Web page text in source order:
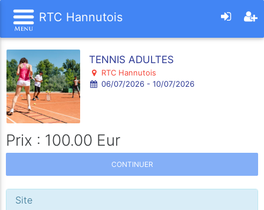
RTC Hannutois
TENNIS ADULTES
RTC Hannutois
06/07/2026 - 10/07/2026
Prix : 100.00 Eur
CONTINUER
Site